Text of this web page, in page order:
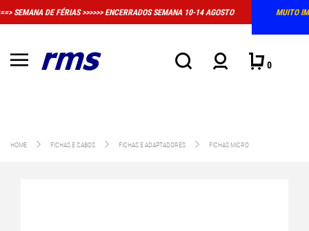
SEMANA 10-14 AGOSTO
MUITO IMPORTANTE: A LOJA FÍSICA EM MASSAMÁ
CONVENCIONAL DE
0
HOME FICHAS E CABOS FICHAS E ADAPTADORES FICHAS MICRO